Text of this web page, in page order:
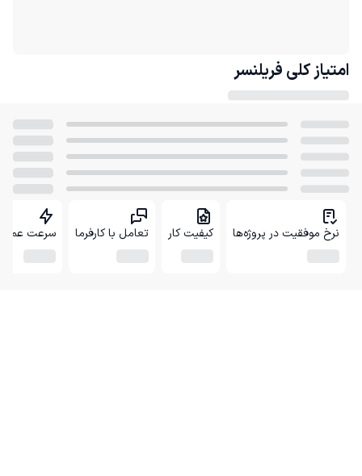
امتیاز کلی فریلنسر
نرخ موفقیت در پروژه‌ها کیفیت کار تعامل با کارفرما سرعت عمل